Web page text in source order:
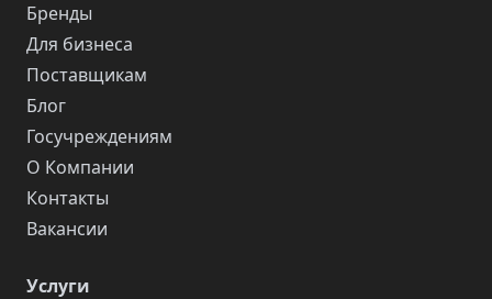
Бренды
Для бизнеса
Поставщикам
Блог
Госучреждениям
О Компании
Контакты
Вакансии
Услуги